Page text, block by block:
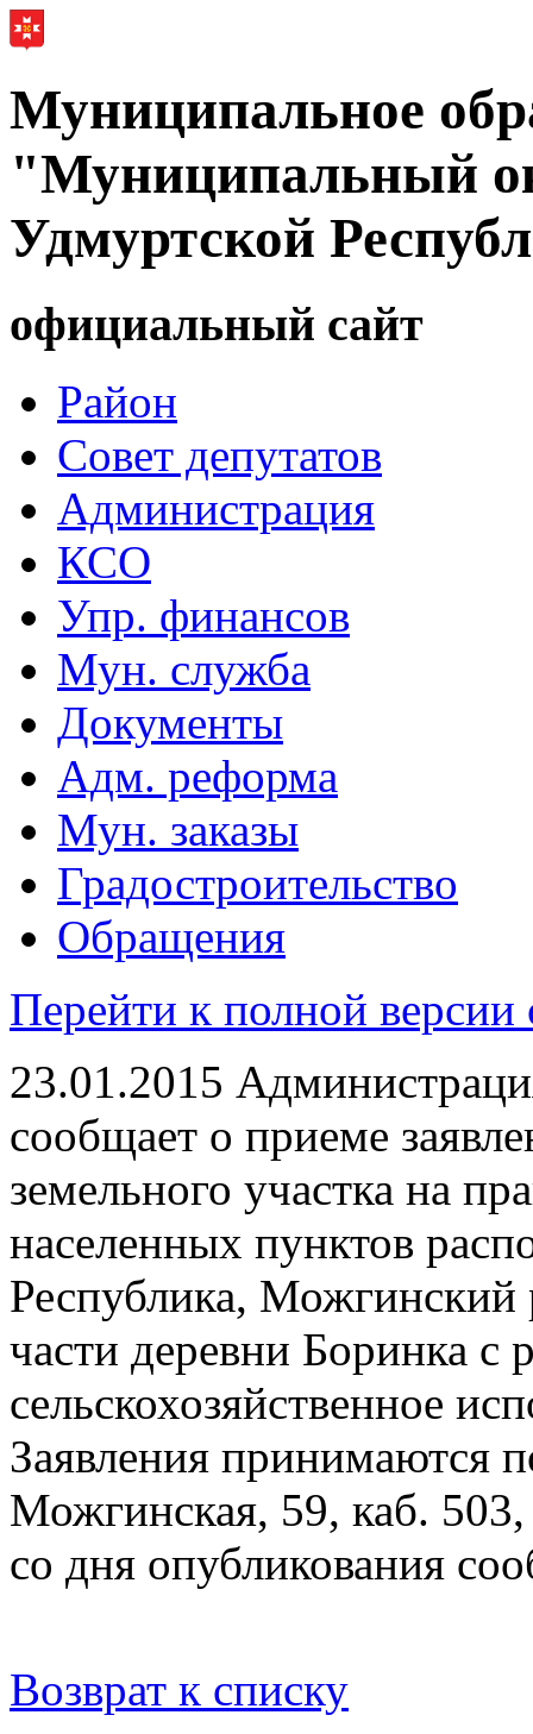
Муниципальное
"Муниципальный
Удмуртской
официальный сайт
Район
Совет депутатов
Администрация
КСО
Упр. финансов
Мун. служба
Документы
Адм. реформа
Мун. заказы
Градостроительство
Обращения
Перейти к полной версии
23.01.2015
сообщает о приеме
земельного участка на
населенных пунктов
Республика, Можгинский
части деревни Боринка с
сельскохозяйственное
Заявления принимаются
Можгинская, 59, каб.
со дня опубликования
Возврат к списку